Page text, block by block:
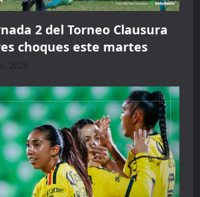
2 del Torneo Clausura
choques este martes
2026